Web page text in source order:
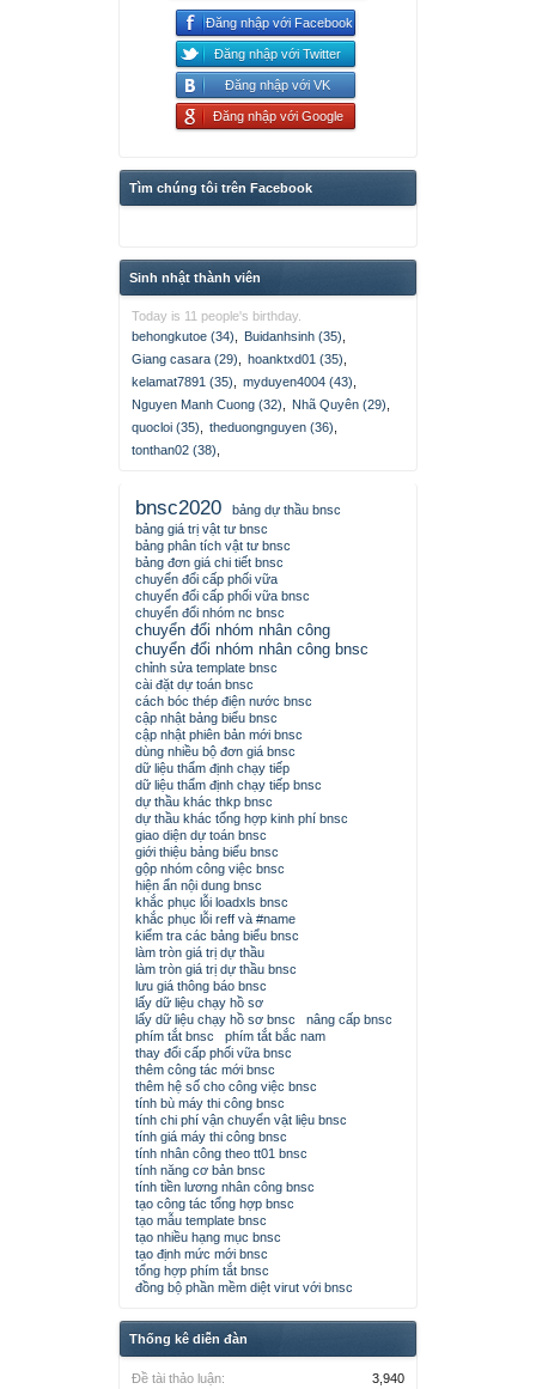
Đăng nhập với Facebook
Đăng nhập với Twitter
Đăng nhập với VK
Đăng nhập với Google
Tìm chúng tôi trên Facebook
Sinh nhật thành viên
Today is 11 people's birthday.
behongkutoe (34)
Buidanhsinh (35)
Giang casara (29)
hoanktxd01 (35)
kelamat7891 (35)
myduyen4004 (43)
Nguyen Manh Cuong (32)
Nhã Quyên (29)
quocloi (35)
theduongnguyen (36)
tonthan02 (38)
bnsc2020
bảng dự thầu bnsc
bảng giá trị vật tư bnsc
bảng phân tích vật tư bnsc
bảng đơn giá chi tiết bnsc
chuyển đổi cấp phối vữa
chuyển đổi cấp phối vữa bnsc
chuyển đổi nhóm nc bnsc
chuyển đổi nhóm nhân công
chuyển đổi nhóm nhân công bnsc
chỉnh sửa template bnsc
cài đặt dự toán bnsc
cách bóc thép điện nước bnsc
cập nhật bảng biểu bnsc
cập nhật phiên bản mới bnsc
dùng nhiều bộ đơn giá bnsc
dữ liệu thẩm định chạy tiếp
dữ liệu thẩm định chạy tiếp bnsc
dự thầu khác thkp bnsc
dự thầu khác tổng hợp kinh phí bnsc
giao diện dự toán bnsc
giới thiệu bảng biểu bnsc
gộp nhóm công việc bnsc
hiện ẩn nội dung bnsc
khắc phục lỗi loadxls bnsc
khắc phục lỗi reff và #name
kiểm tra các bảng biểu bnsc
làm tròn giá trị dự thầu
làm tròn giá trị dự thầu bnsc
lưu giá thông báo bnsc
lấy dữ liệu chạy hồ sơ
lấy dữ liệu chạy hồ sơ bnsc
nâng cấp bnsc
phím tắt bnsc
phím tắt bắc nam
thay đổi cấp phối vữa bnsc
thêm công tác mới bnsc
thêm hệ số cho công việc bnsc
tính bù máy thi công bnsc
tính chi phí vận chuyển vật liệu bnsc
tính giá máy thi công bnsc
tính nhân công theo tt01 bnsc
tính năng cơ bản bnsc
tính tiền lương nhân công bnsc
tạo công tác tổng hợp bnsc
tạo mẫu template bnsc
tạo nhiều hạng mục bnsc
tạo định mức mới bnsc
tổng hợp phím tắt bnsc
đồng bộ phần mềm diệt virut với bnsc
Thống kê diễn đàn
Đề tài thảo luận: 3,940